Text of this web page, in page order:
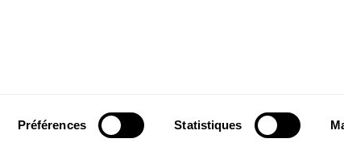
Préférences Statistiques
et partenaires
contact@theatrechampselysees.fr